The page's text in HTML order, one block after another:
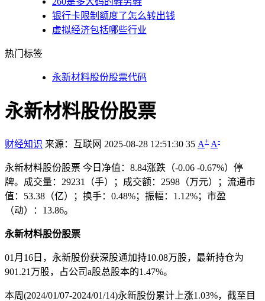
银行卡限制额度了怎么转出钱
虚拟经济包括哪些行业
热门标签
永新材料股份股票代码
永新材料股份股票
财经知识 来源：互联网 2025-08-28 12:51:30 35 A+ A-
永新材料股份股票 今日净值：8.84涨跌（-0.06 -0.67%）停
牌。成交量：29231（手）；成交额：2598（万元）；流通市
值：53.38（亿）；换手：0.48%；振幅：1.12%；市盈
（动）：13.86。
永新材料股份股票
01月16日，永新股份获深股通加持10.08万股，最新持仓为
901.21万股，占公司a股总股本的1.47%。
本周(2024/01/07-2024/01/14)永新股份累计上涨1.03%，截至目